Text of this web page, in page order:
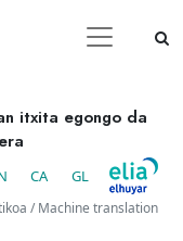
itxita egongo da
CA GL
/ Machine translation